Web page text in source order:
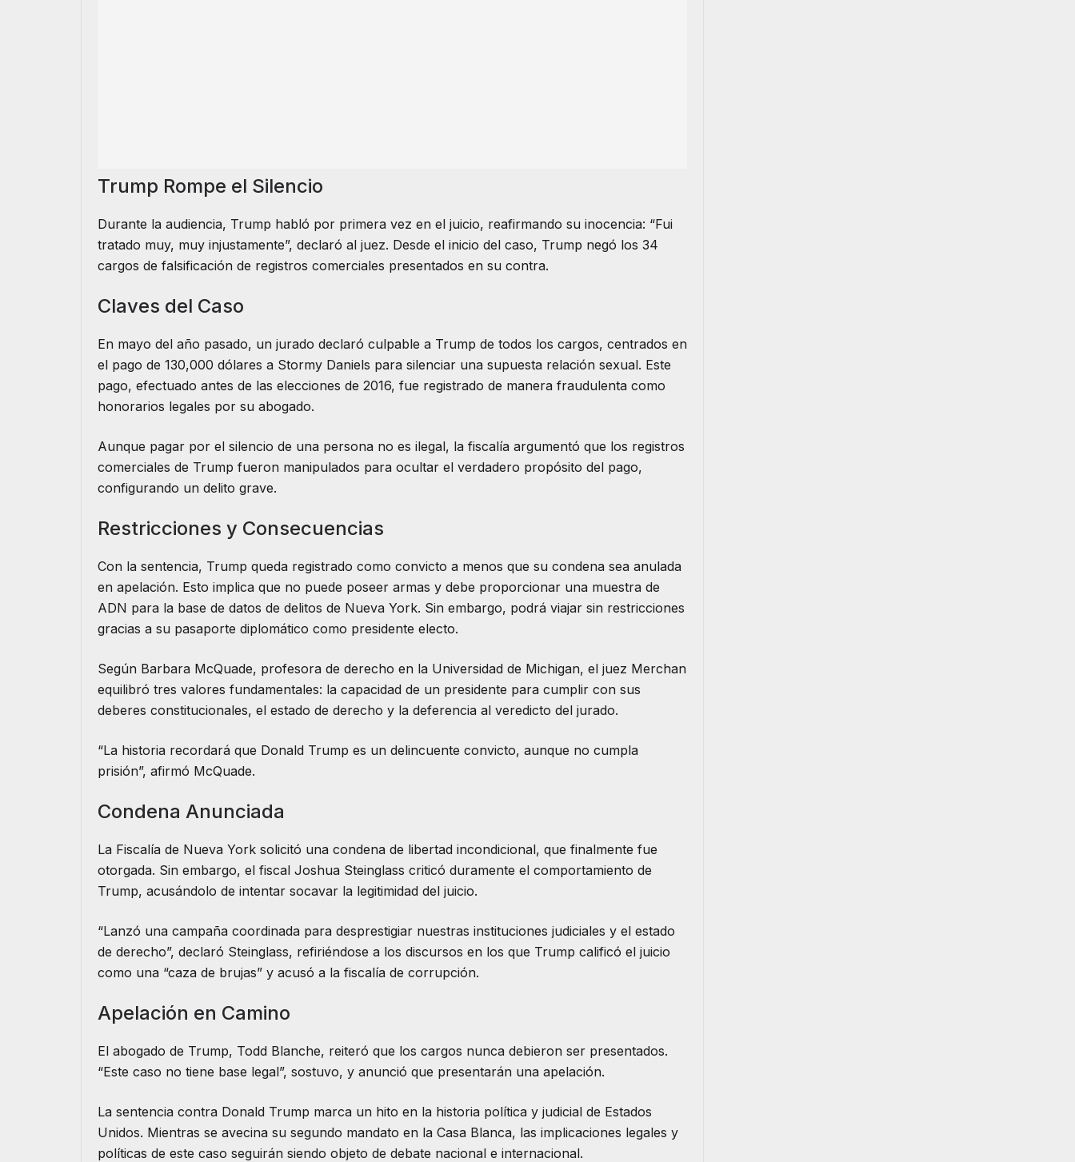
Trump Rompe el Silencio
Durante la audiencia, Trump habló por primera vez en el juicio, reafirmando su inocencia: “Fui
tratado muy, muy injustamente”, declaró al juez. Desde el inicio del caso, Trump negó los 34
cargos de falsificación de registros comerciales presentados en su contra.
Claves del Caso
En mayo del año pasado, un jurado declaró culpable a Trump de todos los cargos, centrados en
el pago de 130,000 dólares a Stormy Daniels para silenciar una supuesta relación sexual. Este
pago, efectuado antes de las elecciones de 2016, fue registrado de manera fraudulenta como
honorarios legales por su abogado.
Aunque pagar por el silencio de una persona no es ilegal, la fiscalía argumentó que los registros
comerciales de Trump fueron manipulados para ocultar el verdadero propósito del pago,
configurando un delito grave.
Restricciones y Consecuencias
Con la sentencia, Trump queda registrado como convicto a menos que su condena sea anulada
en apelación. Esto implica que no puede poseer armas y debe proporcionar una muestra de
ADN para la base de datos de delitos de Nueva York. Sin embargo, podrá viajar sin restricciones
gracias a su pasaporte diplomático como presidente electo.
Según Barbara McQuade, profesora de derecho en la Universidad de Michigan, el juez Merchan
equilibró tres valores fundamentales: la capacidad de un presidente para cumplir con sus
deberes constitucionales, el estado de derecho y la deferencia al veredicto del jurado.
“La historia recordará que Donald Trump es un delincuente convicto, aunque no cumpla
prisión”, afirmó McQuade.
Condena Anunciada
La Fiscalía de Nueva York solicitó una condena de libertad incondicional, que finalmente fue
otorgada. Sin embargo, el fiscal Joshua Steinglass criticó duramente el comportamiento de
Trump, acusándolo de intentar socavar la legitimidad del juicio.
“Lanzó una campaña coordinada para desprestigiar nuestras instituciones judiciales y el estado
de derecho”, declaró Steinglass, refiriéndose a los discursos en los que Trump calificó el juicio
como una “caza de brujas” y acusó a la fiscalía de corrupción.
Apelación en Camino
El abogado de Trump, Todd Blanche, reiteró que los cargos nunca debieron ser presentados.
“Este caso no tiene base legal”, sostuvo, y anunció que presentarán una apelación.
La sentencia contra Donald Trump marca un hito en la historia política y judicial de Estados
Unidos. Mientras se avecina su segundo mandato en la Casa Blanca, las implicaciones legales y
políticas de este caso seguirán siendo objeto de debate nacional e internacional.